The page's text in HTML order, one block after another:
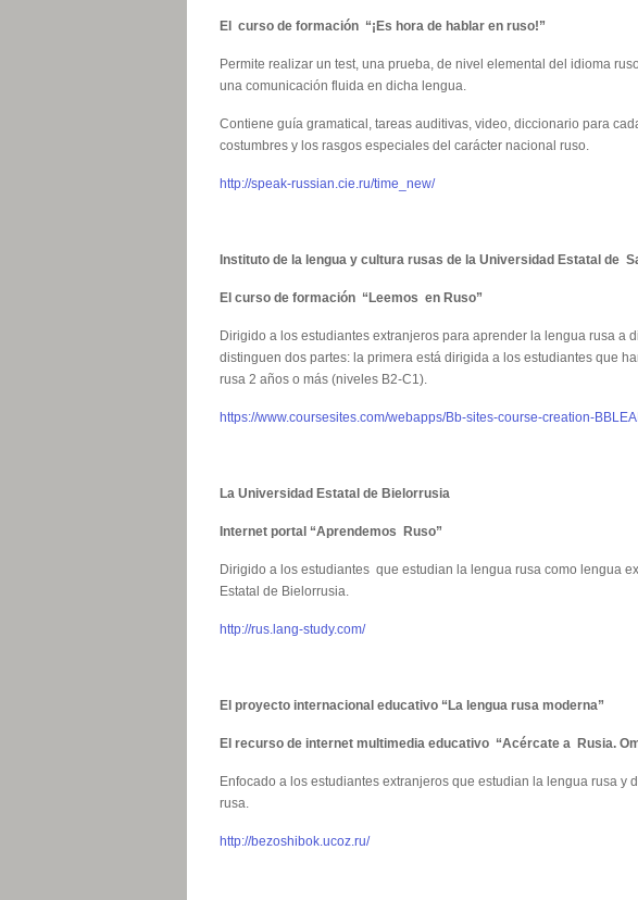
El curso de formación “¡Es hora de hablar en ruso!”
Permite realizar un test, una prueba, de nivel elemental del idioma
una comunicación fluida en dicha lengua.
Contiene guía gramatical, tareas auditivas, video, diccionario para
costumbres y los rasgos especiales del carácter nacional ruso.
http://speak-russian.cie.ru/time_new/
Instituto de la lengua y cultura rusas de la Universidad Estatal de
El curso de formación “Leemos en Ruso”
Dirigido a los estudiantes extranjeros para aprender la lengua rusa
distinguen dos partes: la primera está dirigida a los estudiantes que
rusa 2 años o más (niveles B2-С1).
https://www.coursesites.com/webapps/Bb-sites-course-creation-
La Universidad Estatal de Bielorrusia
Internet portal “Aprendemos Ruso”
Dirigido a los estudiantes que estudian la lengua rusa como lengua
Estatal de Bielorrusia.
http://rus.lang-study.com/
El proyecto internacional educativo “La lengua rusa moderna”
El recurso de internet multimedia educativo “Acércate a Rusia.
Enfocado a los estudiantes extranjeros que estudian la lengua rusa
rusa.
http://bezoshibok.ucoz.ru/